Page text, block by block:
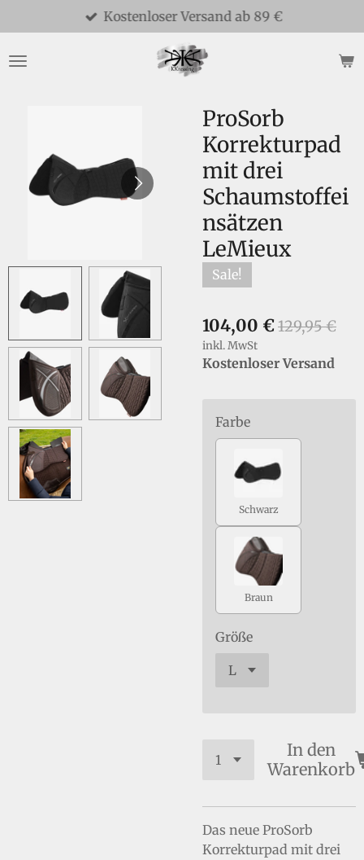
Hauptinhalt
springen
Kostenloser Versand ab 89 €
ProSorb
Korrekturpad
mit drei
Schaumstoffei
nsätzen
LeMieux
Sale!
104,00 €129,95 €
inkl. MwSt
Kostenloser Versand
Farbe
Schwarz
Braun
Größe
In den
Warenkorb
Das neue ProSorb
Korrekturpad mit drei